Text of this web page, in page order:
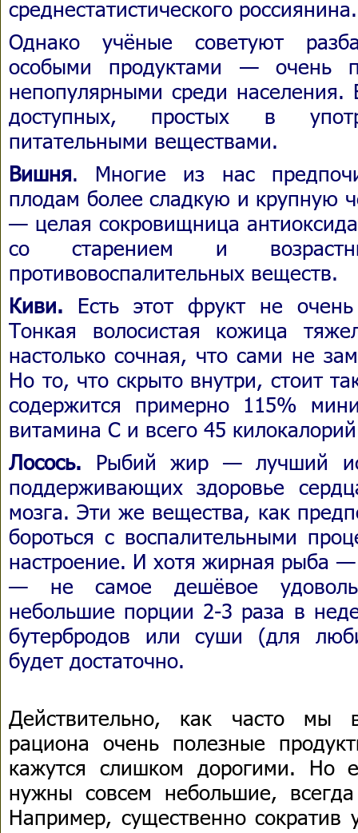
среднестатистического
Однако учёные советуют
особыми продуктами — очень
непопулярными среди
доступных, простых в
питательными веществами.
Вишня. Многие из нас
плодам более сладкую и крупную
— целая сокровищница
со старением и
противовоспалительных веществ.
Киви. Есть этот фрукт не
Тонкая волосистая кожица
настолько сочная, что сами не
Но то, что скрыто внутри, стоит
содержится примерно 115%
витамина С и всего 45
Лосось. Рыбий жир — лучший
поддерживающих здоровье
мозга. Эти же вещества, как
бороться с воспалительными
настроение. И хотя жирная рыба —
— не самое дешёвое
небольшие порции 2-3 раза в
бутербродов или суши (для
будет достаточно.
Действительно, как часто мы
рациона очень полезные
кажутся слишком дорогими. Но
нужны совсем небольшие,
Например, существенно сократив